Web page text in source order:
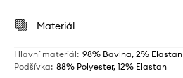
Materiál
Hlavní materiál: 98% Bavlna, 2% Elastan
Podšívka: 88% Polyester, 12% Elastan